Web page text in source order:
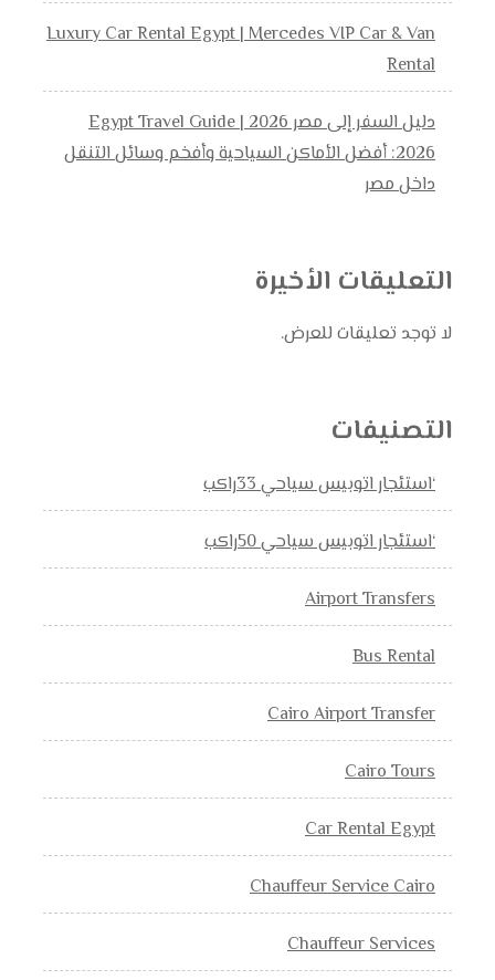
Luxury Car Rental Egypt | Mercedes VIP Car & Van
Rental
دليل السفر إلى مصر 2026 | Egypt Travel Guide
2026: أفضل الأماكن السياحية وأفخم وسائل التنقل
داخل مصر
التعليقات الأخيرة
لا توجد تعليقات للعرض.
التصنيفات
‘استئجار اتوبيس سياحي 33راكب
‘استئجار اتوبيس سياحي 50راكب
Airport Transfers
Bus Rental
Cairo Airport Transfer
Cairo Tours
Car Rental Egypt
Chauffeur Service Cairo
Chauffeur Services